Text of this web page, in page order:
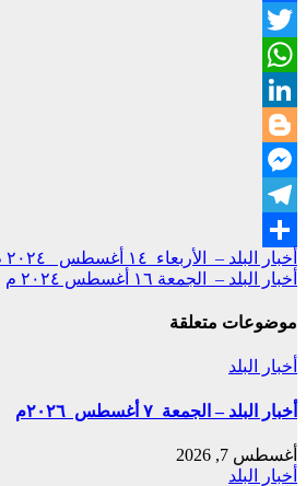
Link
Facebook
Twitter
WhatsApp
LinkedIn
Blogger
Messenger
Telegram
Share
تصفّح
المقالات
أخبار البلد – الأربعاء ١٤ أغسطس ٢٠٢٤ م
أخبار البلد – الجمعة ١٦ أغسطس ٢٠٢٤ م
موضوعات متعلقة
أخبار البلد
أخبار البلد – الجمعة ٧ أغسطس ٢٠٢٦م
أغسطس 7, 2026
أخبار البلد